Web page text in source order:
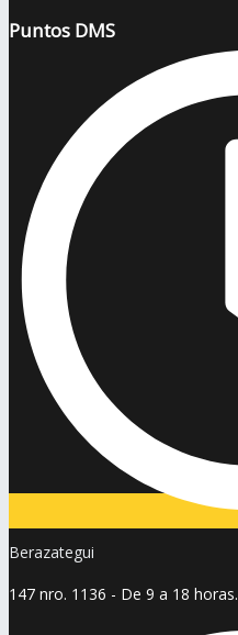
Puntos DMS
Berazategui
147 nro. 1136 - De 9 a 18 horas.